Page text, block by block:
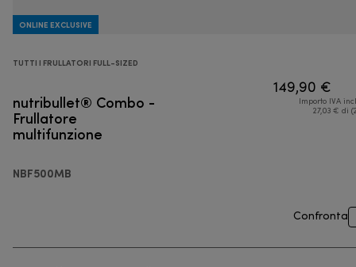
ONLINE EXCLUSIVE
TUTTI I FRULLATORI FULL-SIZED
nutribullet® Combo -
Frullatore
multifunzione
NBF500MB
149,90 €
Importo IVA
27,03 € di
Confronta